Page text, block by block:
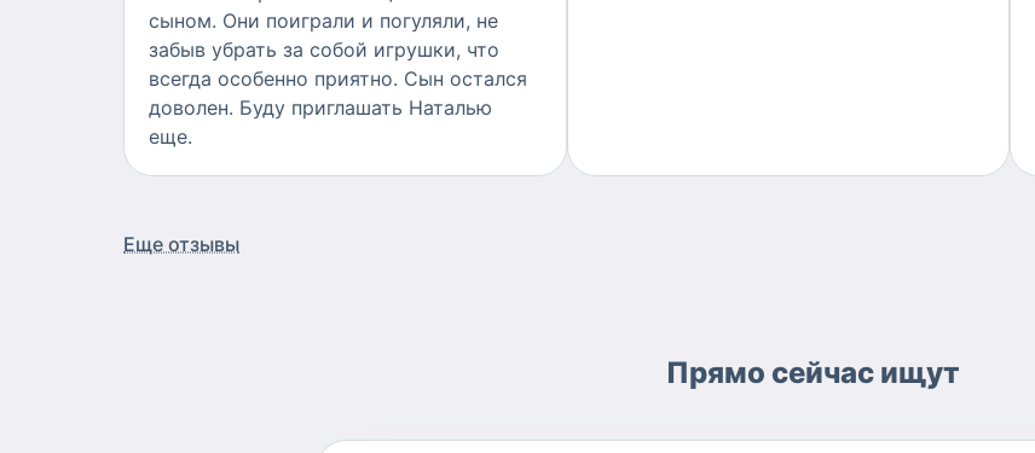
сыном. Они поиграли и погуляли, не
забыв убрать за собой игрушки, что
всегда особенно приятно. Сын остался
доволен. Буду приглашать Наталью
еще.
Еще отзывы
Прямо сейчас ищут